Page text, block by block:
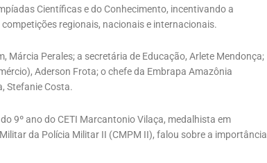
Científicas e do Conhecimento, incentivando a
regionais, nacionais e internacionais.
Perales; a secretária de Educação, Arlete Mendonça;
Aderson Frota; o chefe da Embrapa Amazônia
Stefanie Costa.
9º ano do CETI Marcantonio Vilaça, medalhista em
da Polícia Militar II (CMPM II), falou sobre a importância